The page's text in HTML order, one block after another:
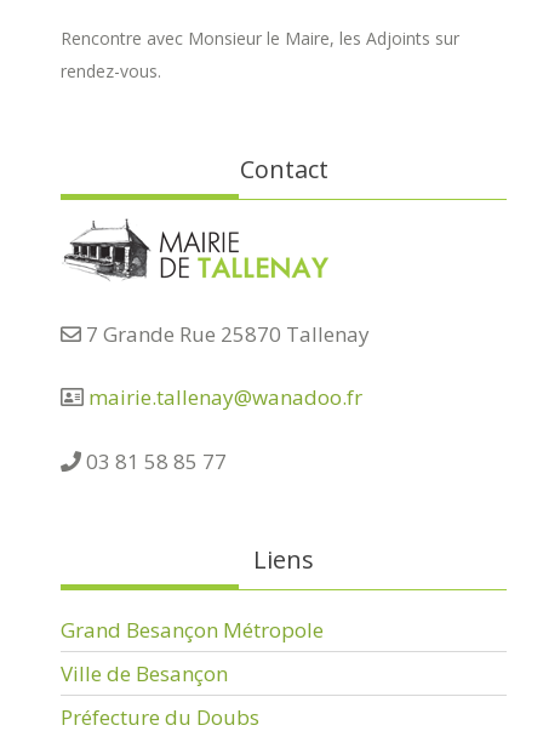
Rencontre avec Monsieur le Maire, les Adjoints sur
rendez-vous.
Contact
7 Grande Rue 25870 Tallenay
mairie.tallenay@wanadoo.fr
03 81 58 85 77
Liens
Grand Besançon Métropole
Ville de Besançon
Préfecture du Doubs